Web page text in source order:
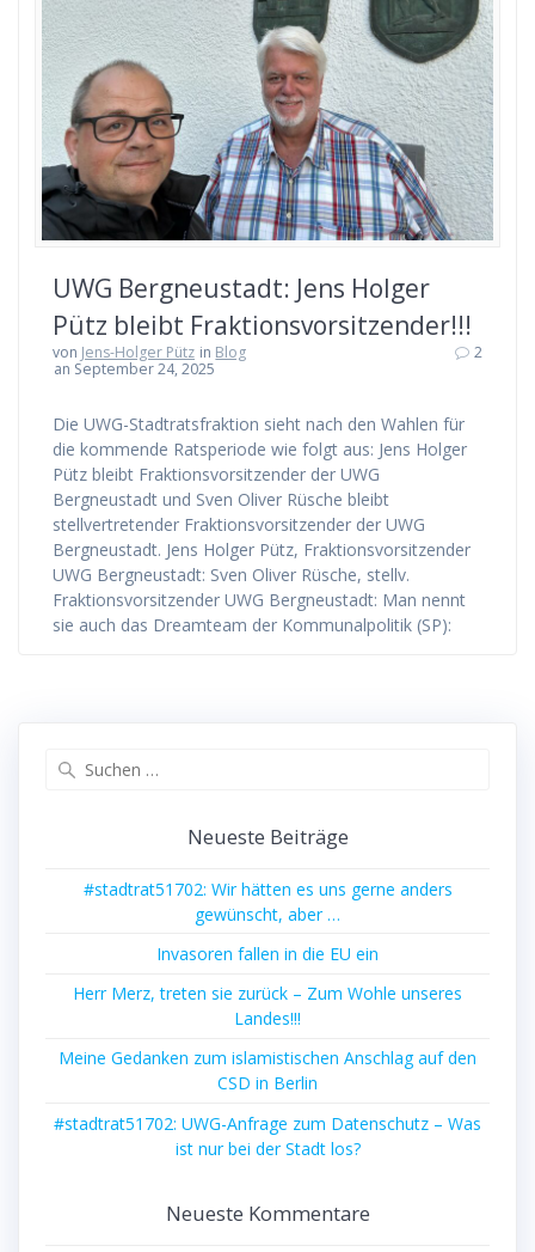
UWG Bergneustadt: Jens Holger
Pütz bleibt Fraktionsvorsitzender!!!
von Jens-Holger Pütz in Blog
an September 24, 2025
2
Die UWG-Stadtratsfraktion sieht nach den Wahlen für
die kommende Ratsperiode wie folgt aus: Jens Holger
Pütz bleibt Fraktionsvorsitzender der UWG
Bergneustadt und Sven Oliver Rüsche bleibt
stellvertretender Fraktionsvorsitzender der UWG
Bergneustadt. Jens Holger Pütz, Fraktionsvorsitzender
UWG Bergneustadt: Sven Oliver Rüsche, stellv.
Fraktionsvorsitzender UWG Bergneustadt: Man nennt
sie auch das Dreamteam der Kommunalpolitik (SP):
Neueste Beiträge
#stadtrat51702: Wir hätten es uns gerne anders
gewünscht, aber …
Invasoren fallen in die EU ein
Herr Merz, treten sie zurück – Zum Wohle unseres
Landes!!!
Meine Gedanken zum islamistischen Anschlag auf den
CSD in Berlin
#stadtrat51702: UWG-Anfrage zum Datenschutz – Was
ist nur bei der Stadt los?
Neueste Kommentare